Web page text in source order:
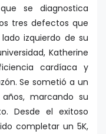
se diagnostica
tres defectos que
izquierdo de su
Katherine
cardíaca y
Se sometió a un
marcando su
Desde el exitoso
completar un 5K,